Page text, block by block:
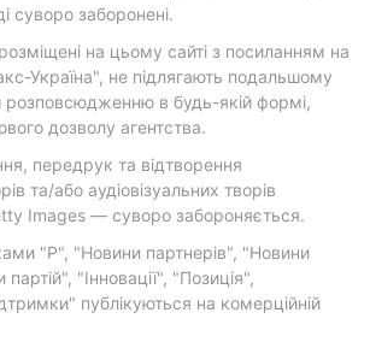
суворо заборонені.
на цьому сайті з посиланням на
Україна", не підлягають подальшому
розповсюдженню в будь-якій формі,
дозволу агентства.
передрук та відтворення
та/або аудіовізуальних творів
Images — суворо забороняється.
"Р", "Новини партнерів", "Новини
"Інновації", "Позиція",
публікуються на комерційній